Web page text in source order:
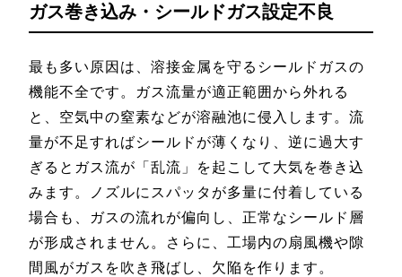
ガス巻き込み・シールドガス設定不良
最も多い原因は、溶接金属を守るシールドガスの
機能不全です。ガス流量が適正範囲から外れる
と、空気中の窒素などが溶融池に侵入します。流
量が不足すればシールドが薄くなり、逆に過大す
ぎるとガス流が「乱流」を起こして大気を巻き込
みます。ノズルにスパッタが多量に付着している
場合も、ガスの流れが偏向し、正常なシールド層
が形成されません。さらに、工場内の扇風機や隙
間風がガスを吹き飛ばし、欠陥を作ります。